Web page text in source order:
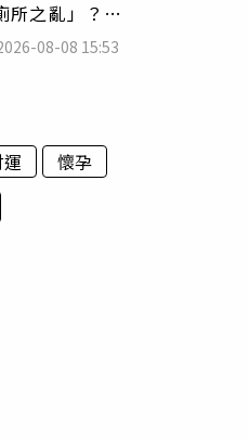
所之亂」？乘
潰：差點丟大
揭3類人別亂
08-08 15:53
懷孕